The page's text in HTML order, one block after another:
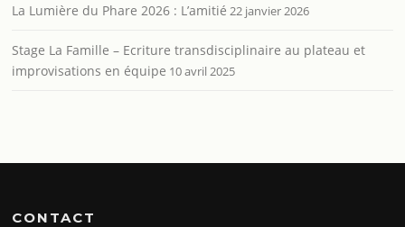
La Lumière du Phare 2026 : L’amitié 22 janvier 2026
Stage La Famille – Ecriture transdisciplinaire au plateau et
improvisations en équipe 10 avril 2025
CONTACT